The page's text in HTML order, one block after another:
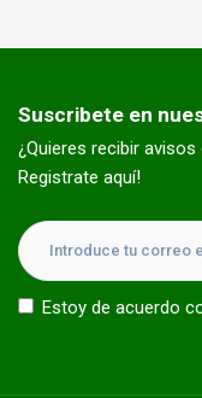
Suscribete en
¿Quieres recibir
Registrate aquí!
Estoy de acuerdo